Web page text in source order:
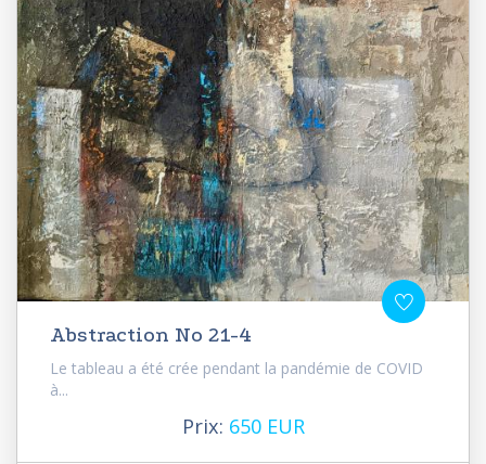
Abstraction No 21-4
Le tableau a été crée pendant la pandémie de COVID
à...
Prix: 650 EUR